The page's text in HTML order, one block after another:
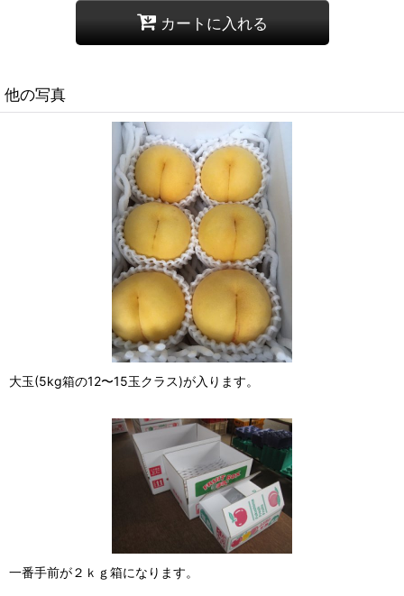
カートに入れる
他の写真
大玉(5kg箱の12〜15玉クラス)が入ります。
一番手前が２ｋｇ箱になります。